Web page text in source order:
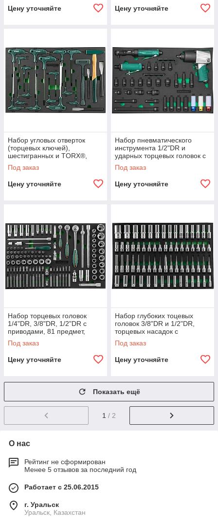
Цену уточняйте Цену уточняйте
Набор угловых отверток
(торцевых ключей),
шестигранных и TORX®,
молотков и зубил. 21
предмет в EVA ложементе
Под заказ
Цену уточняйте
Набор пневматического
инструмента 1/2"DR и
ударных торцевых головок с
аксессуарами. 31 предмет в
EVA ложементе 560х400 мм.
Под заказ
Цену уточняйте
Набор торцевых головок
1/4"DR, 3/8"DR, 1/2"DR с
приводами, 81 предмет,
вставок-бит, 40 предметов в
EVA ложементе 560х400 мм.
Под заказ
Цену уточняйте
Набор глубоких тоцевых
головок 3/8"DR и 1/2"DR,
торцевых насадок с
вставками 1/2"DR. 66
предметов в EVA ложементе
Под заказ
Цену уточняйте
Показать ещё
1 / 2
О нас
Рейтинг не сформирован
Менее 5 отзывов за последний год
Работает с 25.06.2015
г. Уральск
Уральск, Казахстан